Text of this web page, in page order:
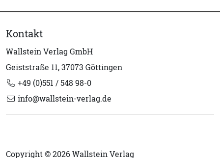
Kontakt
Wallstein Verlag GmbH
Geiststraße 11, 37073 Göttingen
+49 (0)551 / 548 98-0
info@wallstein-verlag.de
Copyright © 2026 Wallstein Verlag